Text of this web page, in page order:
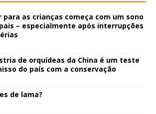
para as crianças começa com um sono
– especialmente após interrupções
de orquídeas da China é um teste
do país com a conservação
de lama?